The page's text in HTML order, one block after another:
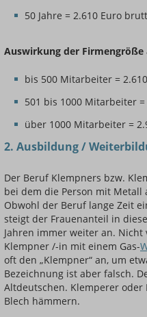
50 Jahre = 2.610 Euro
Auswirkung der Firmengröße
bis 500 Mitarbeiter =
501 bis 1000 Mitarbeiter
über 1000 Mitarbeiter =
2. Ausbildung /
Der Beruf Klempners bzw.
bei dem die Person mit
Obwohl der Beruf lange Zeit
steigt der Frauenanteil in
Jahren immer weiter an.
Klempner /-in mit einem Gas-
oft den „Klempner“ an, um
Bezeichnung ist aber falsch.
Altdeutschen. Klemperer
Blech hämmern.